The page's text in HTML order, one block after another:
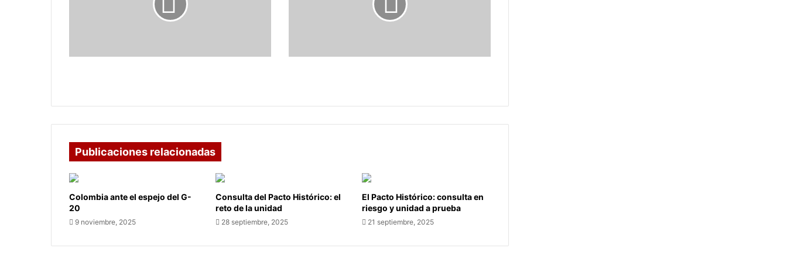
Sogamoso
Publicaciones relacionadas
Colombia ante el espejo del G-
20
9 noviembre, 2025
Consulta del Pacto Histórico: el
reto de la unidad
28 septiembre, 2025
El Pacto Histórico: consulta en
riesgo y unidad a prueba
21 septiembre, 2025